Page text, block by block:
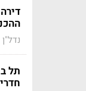
נדל"ן
תל
חדרים מ-